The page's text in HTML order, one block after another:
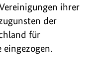
ihrer
der
für